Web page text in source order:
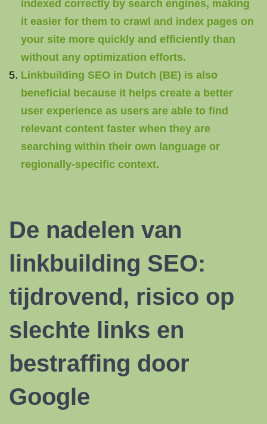
indexed correctly by search engines, making
it easier for them to crawl and index pages on
your site more quickly and efficiently than
without any optimization efforts.
Linkbuilding SEO in Dutch (BE) is also
beneficial because it helps create a better
user experience as users are able to find
relevant content faster when they are
searching within their own language or
regionally-specific context.
De nadelen van
linkbuilding SEO:
tijdrovend, risico op
slechte links en
bestraffing door
Google